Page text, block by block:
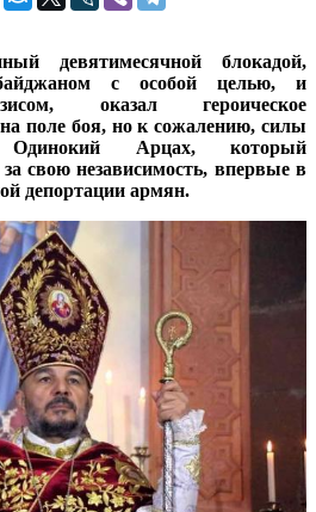
девятимесячной блокадой,
с особой целью, и
оказал героическое
поле боя, но к сожалению, силы
Арцах, который
свою независимость, впервые в
депортации армян.